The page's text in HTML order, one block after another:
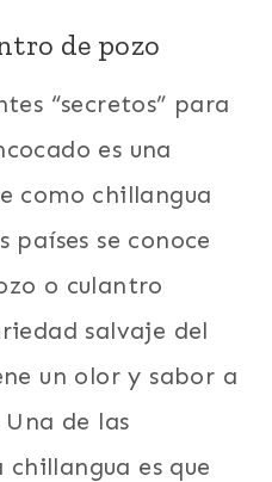
de pozo
“secretos” para
es una
como chillangua
países se conoce
o culantro
salvaje del
un olor y sabor a
de las
es que